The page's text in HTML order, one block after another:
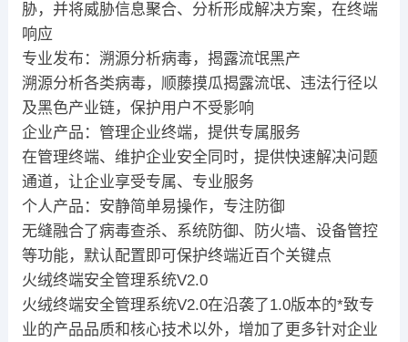
胁，并将威胁信息聚合、分析形成解决方案，在终端
响应
专业发布：溯源分析病毒，揭露流氓黑产
溯源分析各类病毒，顺藤摸瓜揭露流氓、违法行径以
及黑色产业链，保护用户不受影响
企业产品：管理企业终端，提供专属服务
在管理终端、维护企业安全同时，提供快速解决问题
通道，让企业享受专属、专业服务
个人产品：安静简单易操作，专注防御
无缝融合了病毒查杀、系统防御、防火墙、设备管控
等功能，默认配置即可保护终端近百个关键点
火绒终端安全管理系统V2.0
火绒终端安全管理系统V2.0在沿袭了1.0版本的*致专
业的产品品质和核心技术以外，增加了更多针对企业